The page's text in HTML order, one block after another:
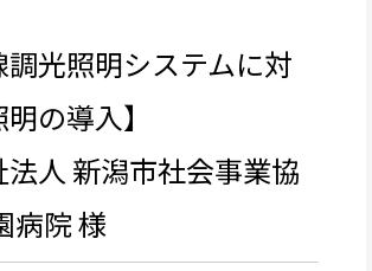
光照明システムに対
の導入】
人 新潟市社会事業協
病院 様